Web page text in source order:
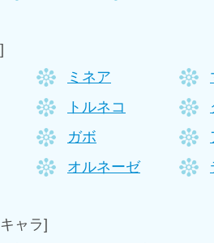
ミネア
トルネコ
ガボ
オルネーゼ
ャラ]